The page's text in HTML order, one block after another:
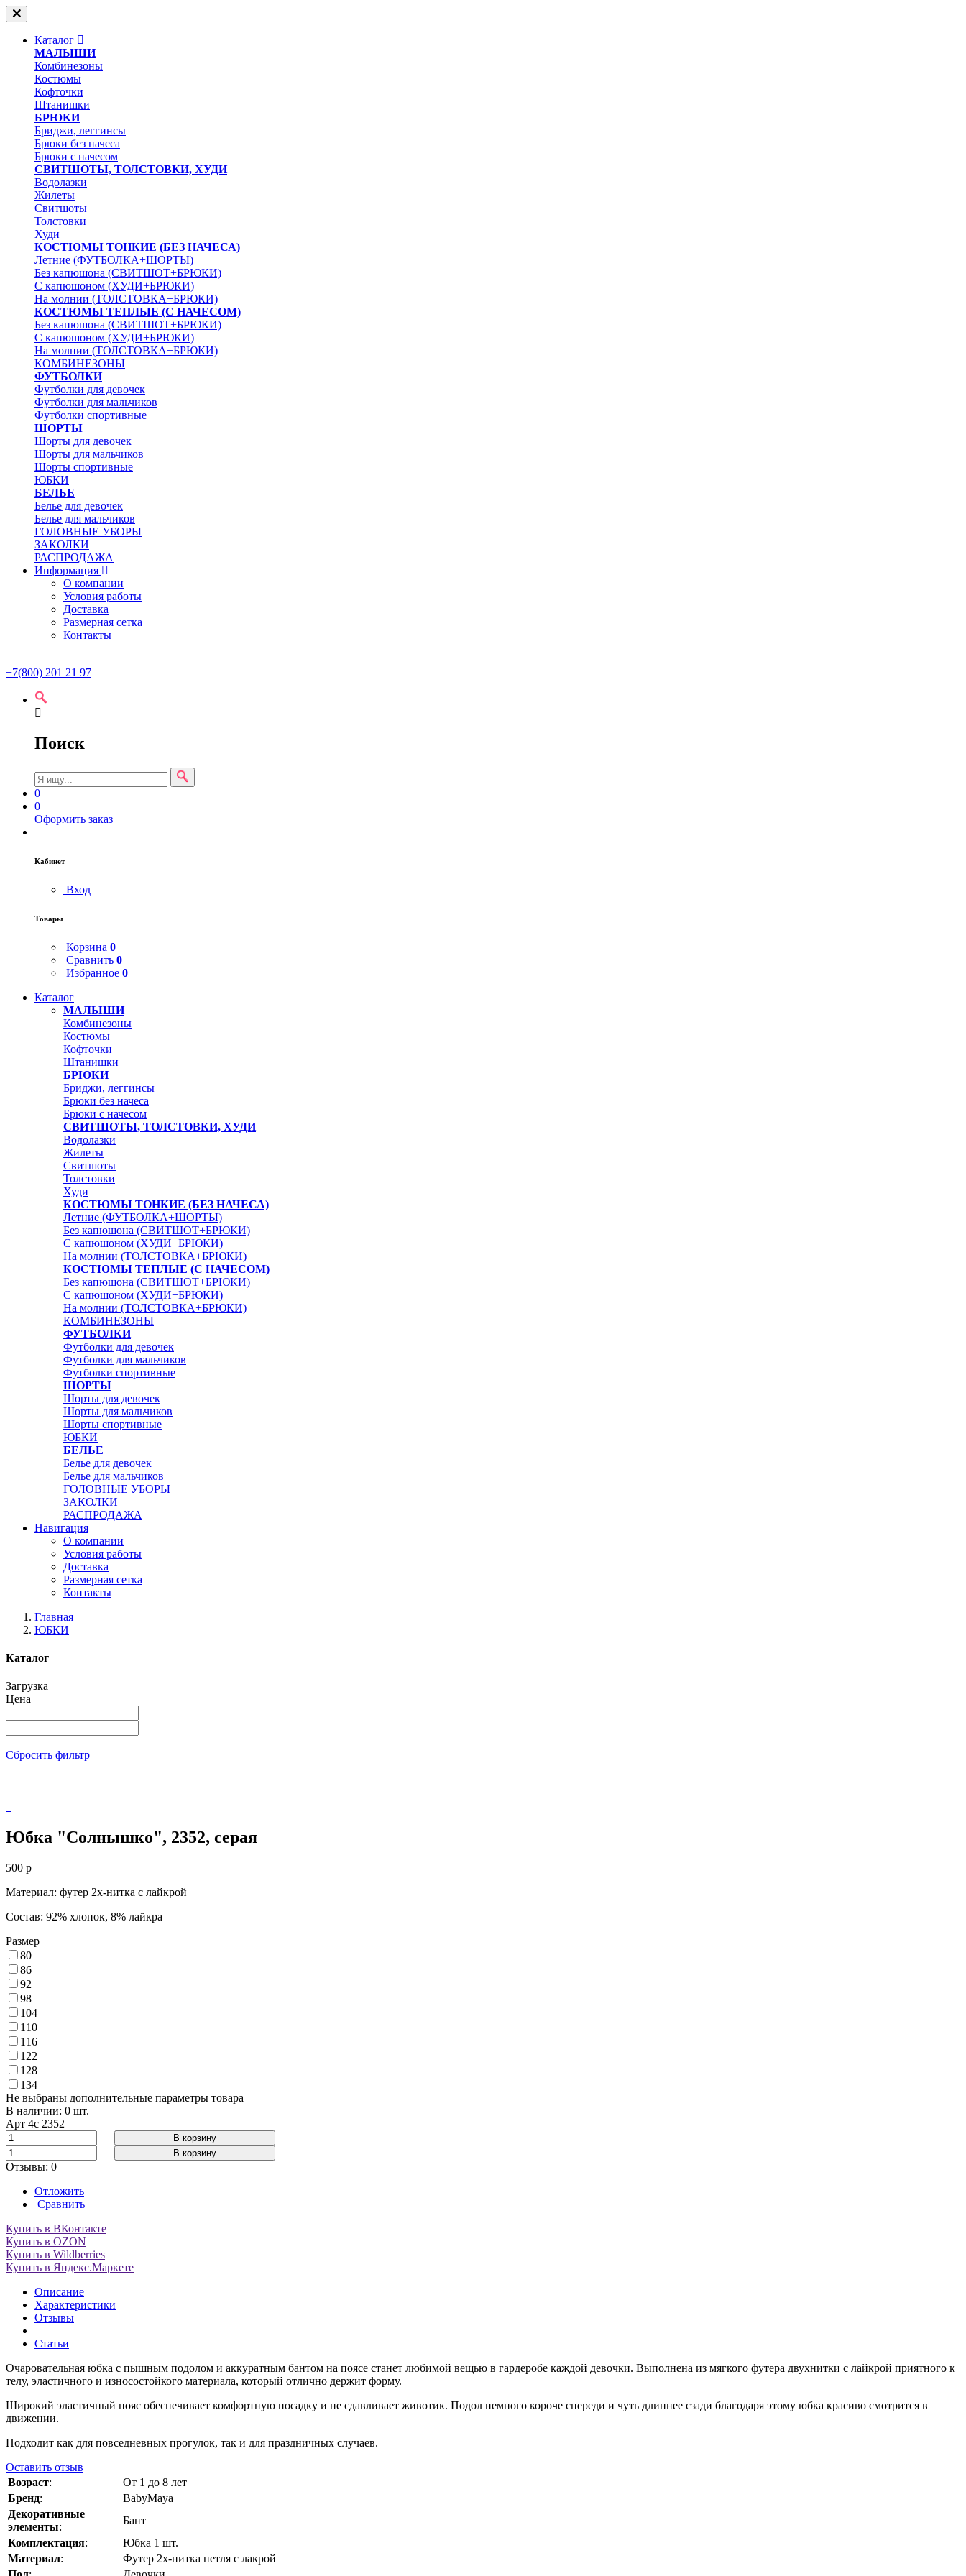
Каталог
МАЛЫШИ
Комбинезоны
Костюмы
Кофточки
Штанишки
БРЮКИ
Бриджи, леггинсы
Брюки без начеса
Брюки с начесом
СВИТШОТЫ, ТОЛСТОВКИ, ХУДИ
Водолазки
Жилеты
Свитшоты
Толстовки
Худи
КОСТЮМЫ ТОНКИЕ (БЕЗ НАЧЕСА)
Летние (ФУТБОЛКА+ШОРТЫ)
Без капюшона (СВИТШОТ+БРЮКИ)
С капюшоном (ХУДИ+БРЮКИ)
На молнии (ТОЛСТОВКА+БРЮКИ)
КОСТЮМЫ ТЕПЛЫЕ (С НАЧЕСОМ)
Без капюшона (СВИТШОТ+БРЮКИ)
С капюшоном (ХУДИ+БРЮКИ)
На молнии (ТОЛСТОВКА+БРЮКИ)
КОМБИНЕЗОНЫ
ФУТБОЛКИ
Футболки для девочек
Футболки для мальчиков
Футболки спортивные
ШОРТЫ
Шорты для девочек
Шорты для мальчиков
Шорты спортивные
ЮБКИ
БЕЛЬЕ
Белье для девочек
Белье для мальчиков
ГОЛОВНЫЕ УБОРЫ
ЗАКОЛКИ
РАСПРОДАЖА
Информация
О компании
Условия работы
Доставка
Размерная сетка
Контакты
+7(800) 201 21 97
Поиск
0
0
Оформить заказ
Кабинет
Вход
Товары
Корзина 0
Сравнить 0
Избранное 0
Каталог
МАЛЫШИ
Комбинезоны
Костюмы
Кофточки
Штанишки
БРЮКИ
Бриджи, леггинсы
Брюки без начеса
Брюки с начесом
СВИТШОТЫ, ТОЛСТОВКИ, ХУДИ
Водолазки
Жилеты
Свитшоты
Толстовки
Худи
КОСТЮМЫ ТОНКИЕ (БЕЗ НАЧЕСА)
Летние (ФУТБОЛКА+ШОРТЫ)
Без капюшона (СВИТШОТ+БРЮКИ)
С капюшоном (ХУДИ+БРЮКИ)
На молнии (ТОЛСТОВКА+БРЮКИ)
КОСТЮМЫ ТЕПЛЫЕ (С НАЧЕСОМ)
Без капюшона (СВИТШОТ+БРЮКИ)
С капюшоном (ХУДИ+БРЮКИ)
На молнии (ТОЛСТОВКА+БРЮКИ)
КОМБИНЕЗОНЫ
ФУТБОЛКИ
Футболки для девочек
Футболки для мальчиков
Футболки спортивные
ШОРТЫ
Шорты для девочек
Шорты для мальчиков
Шорты спортивные
ЮБКИ
БЕЛЬЕ
Белье для девочек
Белье для мальчиков
ГОЛОВНЫЕ УБОРЫ
ЗАКОЛКИ
РАСПРОДАЖА
Навигация
О компании
Условия работы
Доставка
Размерная сетка
Контакты
Главная
ЮБКИ
Каталог
Загрузка
Цена
Сбросить фильтр
Юбка "Солнышко", 2352, серая
500 p
Материал: футер 2х-нитка с лайкрой
Состав: 92% хлопок, 8% лайкра
Размер
80
86
92
98
104
110
116
122
128
134
Не выбраны дополнительные параметры товара
В наличии: 0 шт.
Арт 4с 2352
В корзину
В корзину
Отзывы: 0
Отложить
Сравнить
Купить в ВКонтакте
Купить в OZON
Купить в Wildberries
Купить в Яндекс.Маркете
Описание
Характеристики
Отзывы
Статьи
Очаровательная юбка с пышным подолом и аккуратным бантом на поясе станет любимой вещью в гардеробе каждой девочки. Выполнена из мягкого футера двухнитки с лайкрой приятного к
телу, эластичного и износостойкого материала, который отлично держит форму.
Широкий эластичный пояс обеспечивает комфортную посадку и не сдавливает животик. Подол немного короче спереди и чуть длиннее сзади благодаря этому юбка красиво смотрится в
движении.
Подходит как для повседневных прогулок, так и для праздничных случаев.
Оставить отзыв
Возраст:
От 1 до 8 лет
Бренд:
BabyMaya
Декоративные
элементы:
Бант
Комплектация:
Юбка 1 шт.
Материал:
Футер 2х-нитка петля с лакрой